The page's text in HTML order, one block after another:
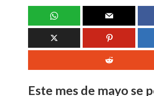
Este mes de mayo se